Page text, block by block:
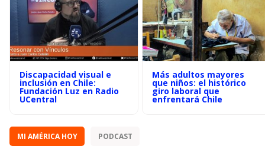
Discapacidad visual e
inclusión en Chile:
Fundación Luz en Radio
UCentral
Más adultos mayores
que niños: el histórico
giro laboral que
enfrentará Chile
MI AMÉRICA HOY PODCAST